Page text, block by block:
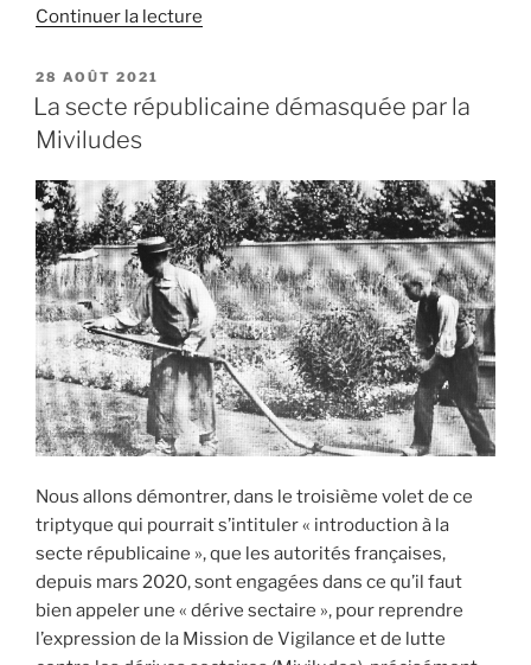
Continuer la lecture
« Chroniques
ma
biographie
de
Reichstadt »
PUBLIÉ
LE
28 AOÛT 2021
La secte républicaine démasquée par la
Miviludes
Nous allons démontrer, dans le troisième volet de ce
triptyque qui pourrait s’intituler « introduction à la
secte républicaine », que les autorités françaises,
depuis mars 2020, sont engagées dans ce qu’il faut
bien appeler une « dérive sectaire », pour reprendre
l’expression de la Mission de Vigilance et de lutte